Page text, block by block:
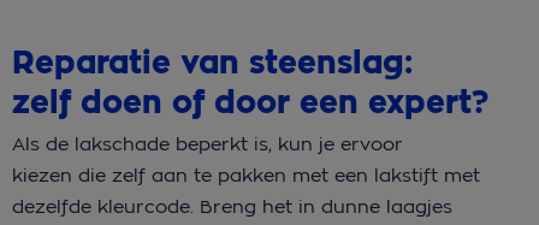
Reparatie van steenslag:
zelf doen of door een expert?
Als de lakschade beperkt is, kun je ervoor
kiezen die zelf aan te pakken met een lakstift met
dezelfde kleurcode. Breng het in dunne laagjes